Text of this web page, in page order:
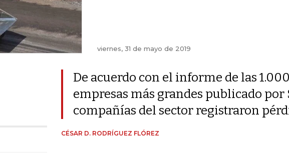
viernes, 31 de mayo de 2019
De acuerdo con el informe de las 1.000
empresas más grandes publicado por
compañías del sector registraron
CÉSAR D. RODRÍGUEZ FLÓREZ